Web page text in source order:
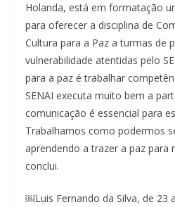
Holanda, está em formatação
para oferecer a disciplina de
Cultura para a Paz a turmas de
vulnerabilidade atentidas pelo
para a paz é trabalhar
SENAI executa muito bem a
comunicação é essencial para
Trabalhamos como podermos
aprendendo a trazer a paz para
conclui.
￼Luis Fernando da Silva, de 23